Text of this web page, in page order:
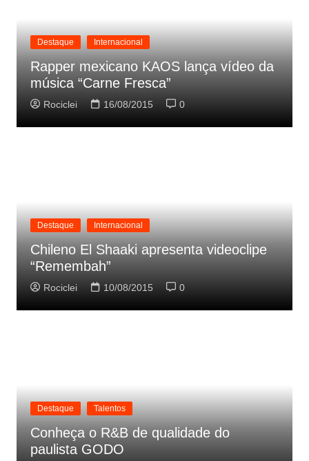
Destaque Internacional
Rapper mexicano KAOS lança vídeo da
música “Carne Fresca”
Rociclei 16/08/2015 0
Destaque Internacional
Chileno El Shaaki apresenta videoclipe
“Remembah”
Rociclei 10/08/2015 0
Destaque Talentos
Conheça o R&B de qualidade do
paulista GODO